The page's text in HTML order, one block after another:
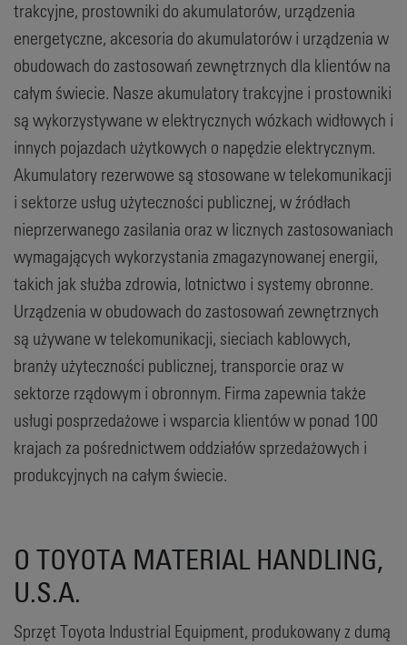
trakcyjne, prostowniki do akumulatorów, urządzenia
energetyczne, akcesoria do akumulatorów i urządzenia w
obudowach do zastosowań zewnętrznych dla klientów na
całym świecie. Nasze akumulatory trakcyjne i prostowniki
są wykorzystywane w elektrycznych wózkach widłowych i
innych pojazdach użytkowych o napędzie elektrycznym.
Akumulatory rezerwowe są stosowane w telekomunikacji
i sektorze usług użyteczności publicznej, w źródłach
nieprzerwanego zasilania oraz w licznych zastosowaniach
wymagających wykorzystania zmagazynowanej energii,
takich jak służba zdrowia, lotnictwo i systemy obronne.
Urządzenia w obudowach do zastosowań zewnętrznych
są używane w telekomunikacji, sieciach kablowych,
branży użyteczności publicznej, transporcie oraz w
sektorze rządowym i obronnym. Firma zapewnia także
usługi posprzedażowe i wsparcia klientów w ponad 100
krajach za pośrednictwem oddziałów sprzedażowych i
produkcyjnych na całym świecie.
O TOYOTA MATERIAL HANDLING,
U.S.A.
Sprzęt Toyota Industrial Equipment, produkowany z dumą